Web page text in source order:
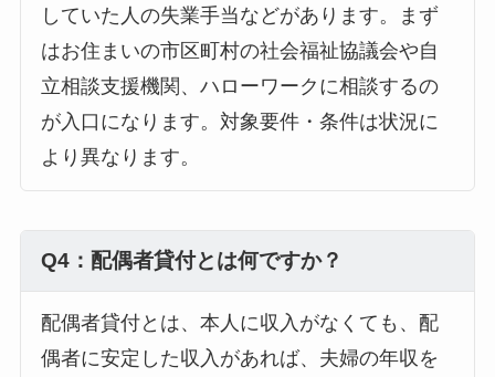
していた人の失業手当などがあります。まず
はお住まいの市区町村の社会福祉協議会や自
立相談支援機関、ハローワークに相談するの
が入口になります。対象要件・条件は状況に
より異なります。
Q4：配偶者貸付とは何ですか？
配偶者貸付とは、本人に収入がなくても、配
偶者に安定した収入があれば、夫婦の年収を